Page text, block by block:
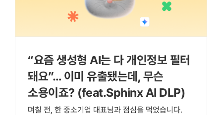
“요즘 생성형 AI는 다 개인정보 필터
돼요”… 이미 유출됐는데, 무슨
소용이죠? (feat.Sphinx AI DLP)
며칠 전, 한 중소기업 대표님과 점심을 먹었습니다.